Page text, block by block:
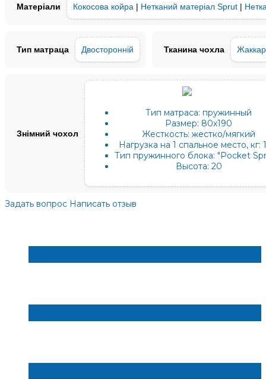
Матеріали Кокосова койра | Нетканий матеріал Sprut |
Тип матраца Двосторонній Тканина чохла
Знімний чохол
Тип матраса: пружинный
Размер: 80х190
Жесткость: жестко/мягкий
Нагрузка на 1 спальное место, кг:
Тип пружинного блока: "Pocket
Высота: 20
Задать вопрос Написать отзыв